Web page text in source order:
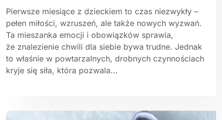
Pierwsze miesiące z dzieckiem to czas niezwykły –
pełen miłości, wzruszeń, ale także nowych wyzwań.
Ta mieszanka emocji i obowiązków sprawia,
że znalezienie chwili dla siebie bywa trudne. Jednak
to właśnie w powtarzalnych, drobnych czynnościach
kryje się siła, która pozwala...